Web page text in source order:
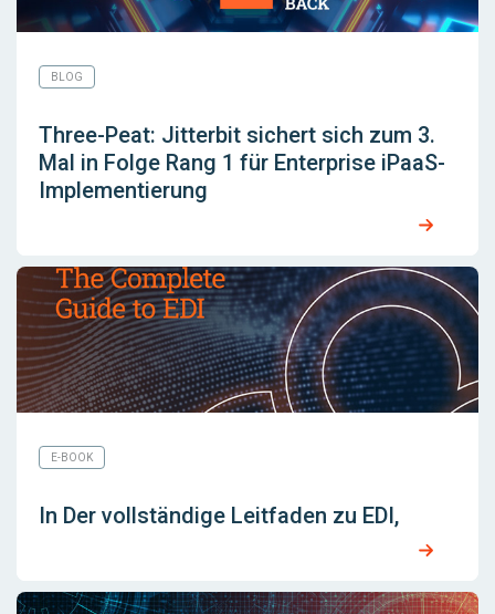
BLOG
Three-Peat: Jitterbit sichert sich zum 3.
Mal in Folge Rang 1 für Enterprise iPaaS-
Implementierung
E-BOOK
In Der vollständige Leitfaden zu EDI,